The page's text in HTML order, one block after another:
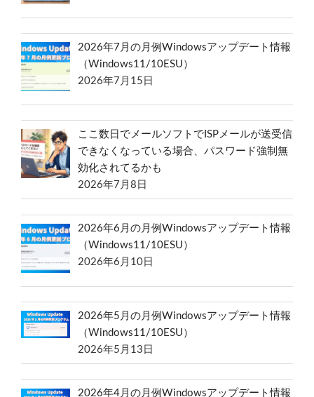
2026年7月の月例Windowsアップデート情報
（Windows11/10ESU）
2026年7月15日
ここ数日でメールソフトでISPメールが送受信
できなくなっている場合、パスワード強制無
効化されてるかも
2026年7月8日
2026年6月の月例Windowsアップデート情報
（Windows11/10ESU）
2026年6月10日
2026年5月の月例Windowsアップデート情報
（Windows11/10ESU）
2026年5月13日
2026年4月の月例Windowsアップデート情報